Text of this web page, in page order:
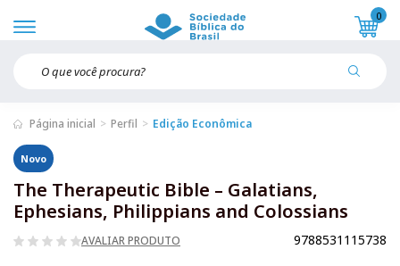
0
Página inicial Perfil Edição Econômica
Novo
The Therapeutic Bible – Galatians,
Ephesians, Philippians and Colossians
AVALIAR PRODUTO 9788531115738